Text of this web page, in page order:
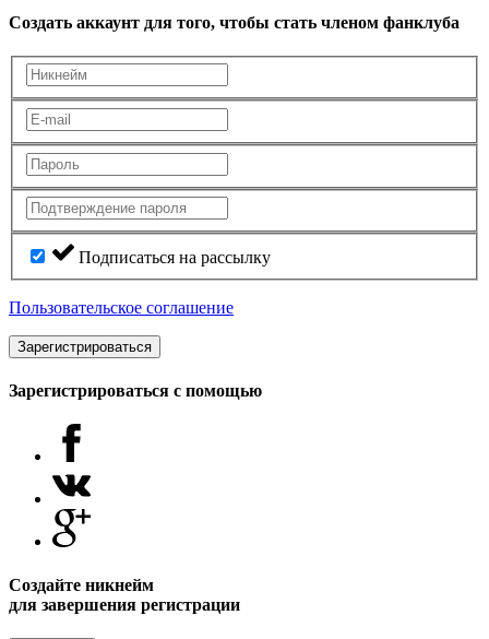
Создать аккаунт для того, чтобы стать членом фанклуба
Подписаться на рассылку
Пользовательское соглашение
Зарегистрироваться
Зарегистрироваться с помощью
Создайте никнейм
для завершения регистрации